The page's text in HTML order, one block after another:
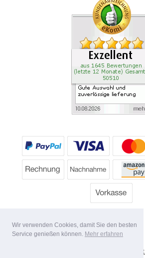
Wir verwenden Cookies, damit Sie den besten
Service genießen können. Mehr erfahren
Alle Preise inkl. MwSt.